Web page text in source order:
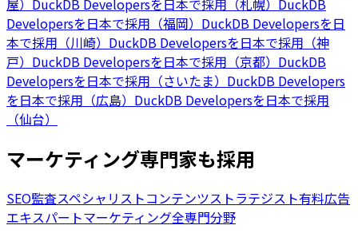
屋） DuckDB Developersを日本で採用（札幌） DuckDB
Developersを日本で採用（福岡） DuckDB Developersを日
本で採用（川崎） DuckDB Developersを日本で採用（神
戸） DuckDB Developersを日本で採用（京都） DuckDB
Developersを日本で採用（さいたま） DuckDB Developers
を日本で採用（広島） DuckDB Developersを日本で採用
（仙台）
マーケティング専門家も採用
SEO監査スペシャリストコンテンツストラテジスト有料広告
エキスパートマーケティング全専門分野